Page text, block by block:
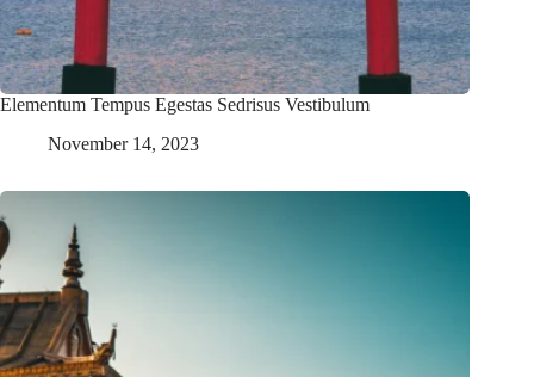
Elementum Tempus Egestas Sedrisus Vestibulum
November 14, 2023